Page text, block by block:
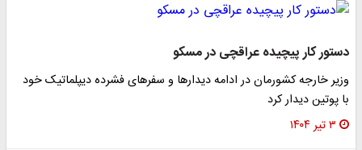
دستور کار پیچیده عراقچی در مسکو
وزیر خارجه کشورمان در ادامه دیدارها و سفرهای فشرده دیپلماتیک خود
با پوتین دیدار کرد
۳ تیر ۱۴۰۴